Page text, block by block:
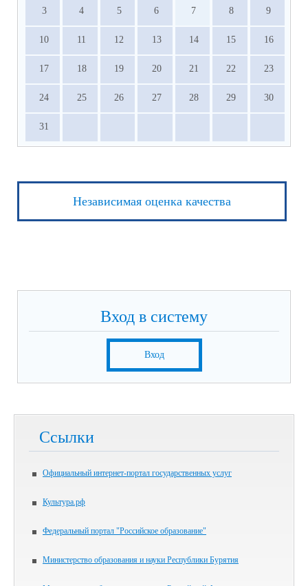
3 4 5 6 7 8 9
10 11 12 13 14 15 16
17 18 19 20 21 22 23
24 25 26 27 28 29 30
31
Независимая оценка качества
Вход в систему
Вход
Ссылки
Официальный интернет-портал государственных услуг
Культура.рф
Федеральный портал "Российское образование"
Министерство образования и науки Республики Бурятия